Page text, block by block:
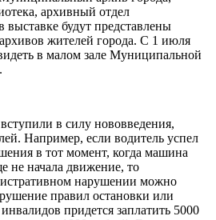
архивный отдел
будут представлены
жителей города. С 1 июля
в малом зале Муниципальной
в силу нововведения,
Например, если водитель успел
в тот момент, когда машина
не начала движение, то
нарушении можно
правил остановки или
придется заплатить 5000